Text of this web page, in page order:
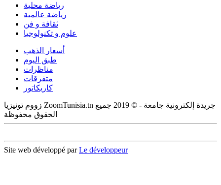
رياضة محلية
رياضة عالمية
ثقافة و فن
علوم و تكنولوجيا
أسعار الذهب
طبق اليوم
مناظرات
متفرقات
كاريكاتور
زووم تونيزيا ZoomTunisia.tn جريدة إلكترونية جامعة - © 2019 جميع
الحقوق محفوظة
Site web développé parLe développeur